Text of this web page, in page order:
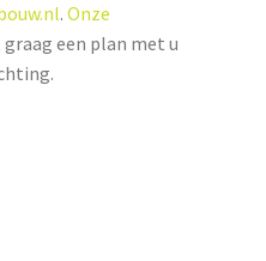
. Onze
een plan met u